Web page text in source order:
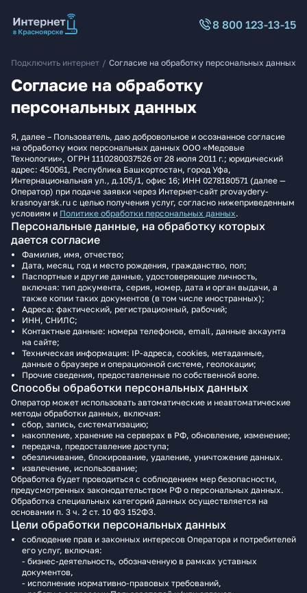
8 800 123-13-15
Подключить интернет / Согласие на обработку персональных данных
Согласие на обработку
персональных данных
Я, далее – Пользователь, даю добровольное и осознанное согласие
на обработку моих персональных данных ООО «Медовые
Технологии», ОГРН 1110280037526 от 28 июля 2011 г.; юридический
адрес: 450061, Республика Башкортостан, город Уфа,
Интернациональная ул., д.105/1, офис 16; ИНН 0278180571 (далее —
Оператор) при подаче заявки через Интернет-сайт provaydery-
krasnoyarsk.ru с целью получения услуг, согласно нижеприведенным
условиям и Политике обработки персональных данных.
Персональные данные, на обработку которых
дается согласие
Фамилия, имя, отчество;
Дата, месяц, год и место рождения, гражданство, пол;
Паспортные и другие данные, удостоверяющие личность,
включая: тип документа, серия, номер, дата и орган выдачи, а
также копии таких документов (в том числе иностранных);
Адреса: фактический, регистрационный, рабочий;
ИНН, СНИЛС;
Контактные данные: номера телефонов, email, данные аккаунта
на сайте;
Техническая информация: IP-адреса, cookies, метаданные,
данные о браузере и операционной системе, геолокации;
Прочие сведения, предоставленные по собственной воле.
Способы обработки персональных данных
Оператор может использовать автоматические и неавтоматические
методы обработки данных, включая:
сбор, запись, систематизацию;
накопление, хранение на серверах в РФ, обновление, изменение;
передача, предоставление доступа;
обезличивание, блокирование, удаление, уничтожение данных.
извлечение, использование;
Обработка будет проводиться c соблюдением мер безопасности,
предусмотренных законодательством РФ о персональных данных.
Обработка специальных категорий данных осуществляется на
основании п. 3 ч. 2 ст. 10 ФЗ 152ФЗ.
Цели обработки персональных данных
соблюдение прав и законных интересов Оператора и потребителей
его услуг, включая:
- бизнес-деятельность, обозначенную в рамках уставных
документов,
- исполнение нормативно-правовых требований,